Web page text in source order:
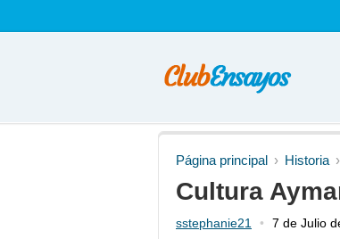
Página principal Historia
Cultura
sstephanie21
7 de Julio